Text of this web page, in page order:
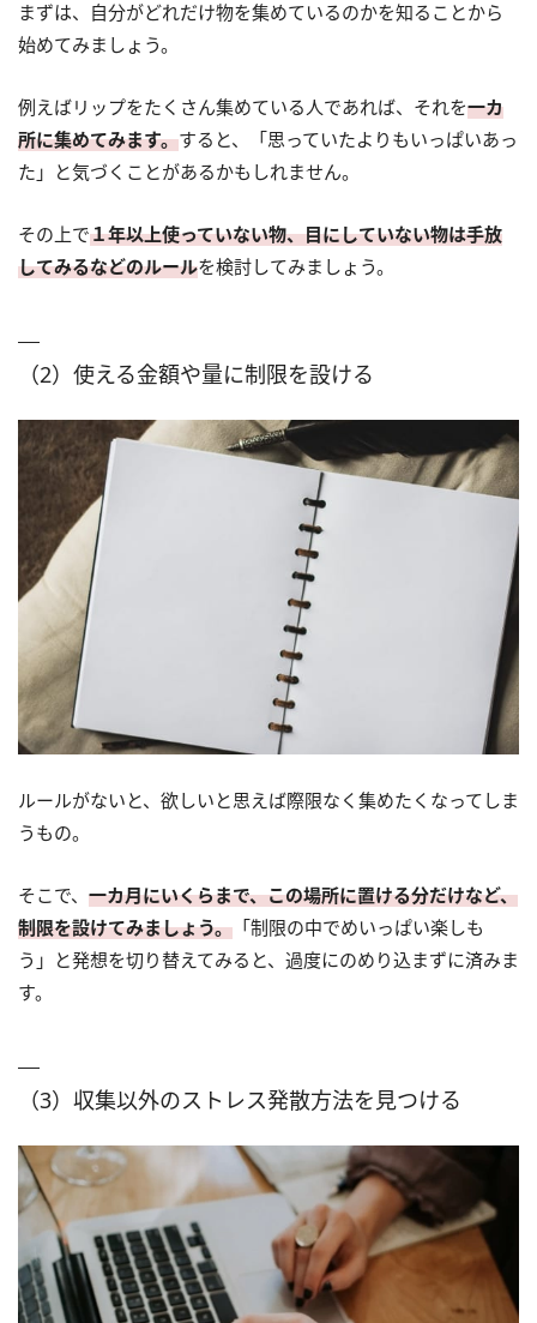
まずは、自分がどれだけ物を集めているのかを知ることから
始めてみましょう。
例えばリップをたくさん集めている人であれば、それを一カ
所に集めてみます。すると、「思っていたよりもいっぱいあっ
た」と気づくことがあるかもしれません。
その上で１年以上使っていない物、目にしていない物は手放
してみるなどのルールを検討してみましょう。
（2）使える金額や量に制限を設ける
ルールがないと、欲しいと思えば際限なく集めたくなってしま
うもの。
そこで、 一カ月にいくらまで、この場所に置ける分だけなど、
制限を設けてみましょう。 「制限の中でめいっぱい楽しも
う」と発想を切り替えてみると、過度にのめり込まずに済みま
す。
（3）収集以外のストレス発散方法を見つける